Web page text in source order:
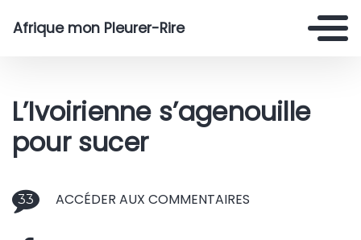
Afrique mon Pleurer-Rire
L’Ivoirienne s’agenouille
pour sucer
33 ACCÉDER AUX COMMENTAIRES